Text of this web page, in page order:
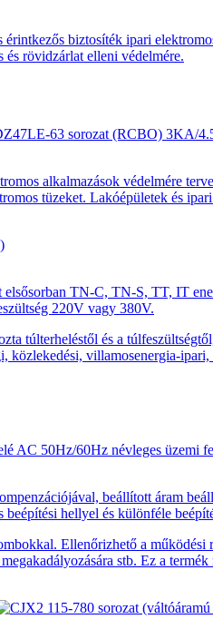
biztosíték ipari
rövidzárlat elleni védelmére.
alkalmazások védelmére
tüzeket. Lakóépületek és
TN-C, TN-S, TT, IT
220V vagy 380V.
túlterheléstől és a
közlekedési, villamosenergia-
AC 50Hz/60Hz névleges üzemi
beállított áram
beépítési hellyel és különféle
Ellenőrizhető a működési
stb. Ez a